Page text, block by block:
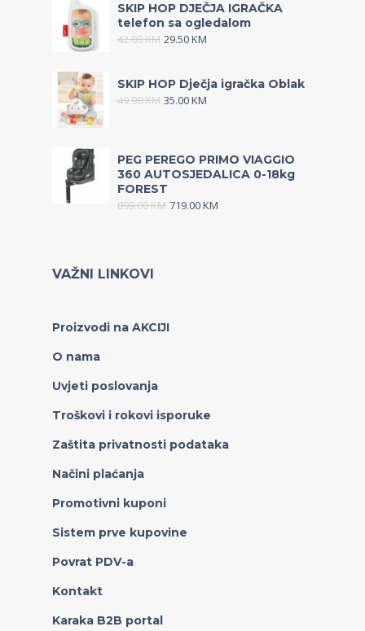
SKIP HOP DJEČJA IGRAČKA
telefon sa ogledalom
42.00KM 29.50KM
SKIP HOP Dječja igračka Oblak
49.90KM 35.00KM
PEG PEREGO PRIMO VIAGGIO
360 AUTOSJEDALICA 0-18kg
FOREST
899.00KM 719.00KM
VAŽNI LINKOVI
Proizvodi na AKCIJI
O nama
Uvjeti poslovanja
Troškovi i rokovi isporuke
Zaštita privatnosti podataka
Načini plaćanja
Promotivni kuponi
Sistem prve kupovine
Povrat PDV-a
Kontakt
Karaka B2B portal